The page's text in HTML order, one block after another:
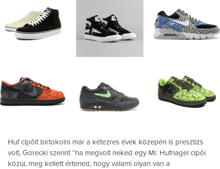
Huf cipőit birtokolni már a kétezres évek közepén is presztízs
volt, Gorecki szerint “ha megvolt neked egy Mr. Hufnagel cipői
közül, meg kellett értened, hogy valami olyan van a